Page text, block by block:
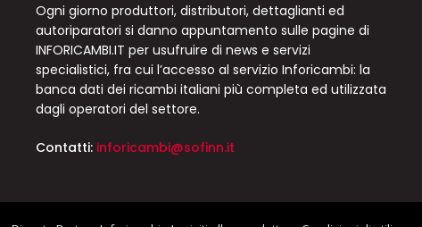
Ogni giorno produttori, distributori, dettaglianti ed
autoriparatori si danno appuntamento sulle pagine di
INFORICAMBI.IT per usufruire di news e servizi
specialistici, fra cui l’accesso al servizio Inforicambi: la
banca dati dei ricambi italiani più completa ed utilizzata
dagli operatori del settore.
Contatti: inforicambi@sofinn.it